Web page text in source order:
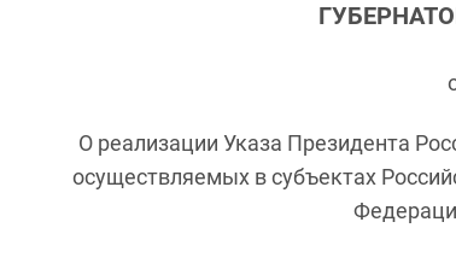
О реализации Указа Президента
осуществляемых в субъектах